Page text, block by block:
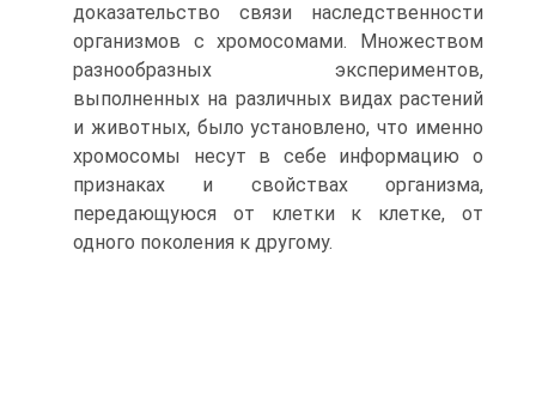
доказательство связи наследственности
организмов с хромосомами. Множеством
разнообразных экспериментов,
выполненных на различных видах растений
и животных, было установлено, что именно
хромосомы несут в себе информацию о
признаках и свойствах организма,
передающуюся от клетки к клетке, от
одного поколения к другому.